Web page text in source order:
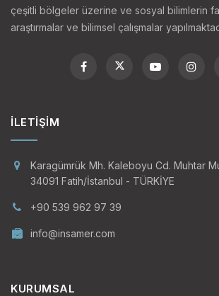
çeşitli bölgeler üzerine ve sosyal bilimlerin
araştırmalar ve bilimsel çalışmalar
İLETIŞIM
Karagümrük Mh. Kaleboyu Cd. Muhtar
34091 Fatih/İstanbul - TÜRKİYE
+90 539 962 97 39
info@insamer.com
KURUMSAL